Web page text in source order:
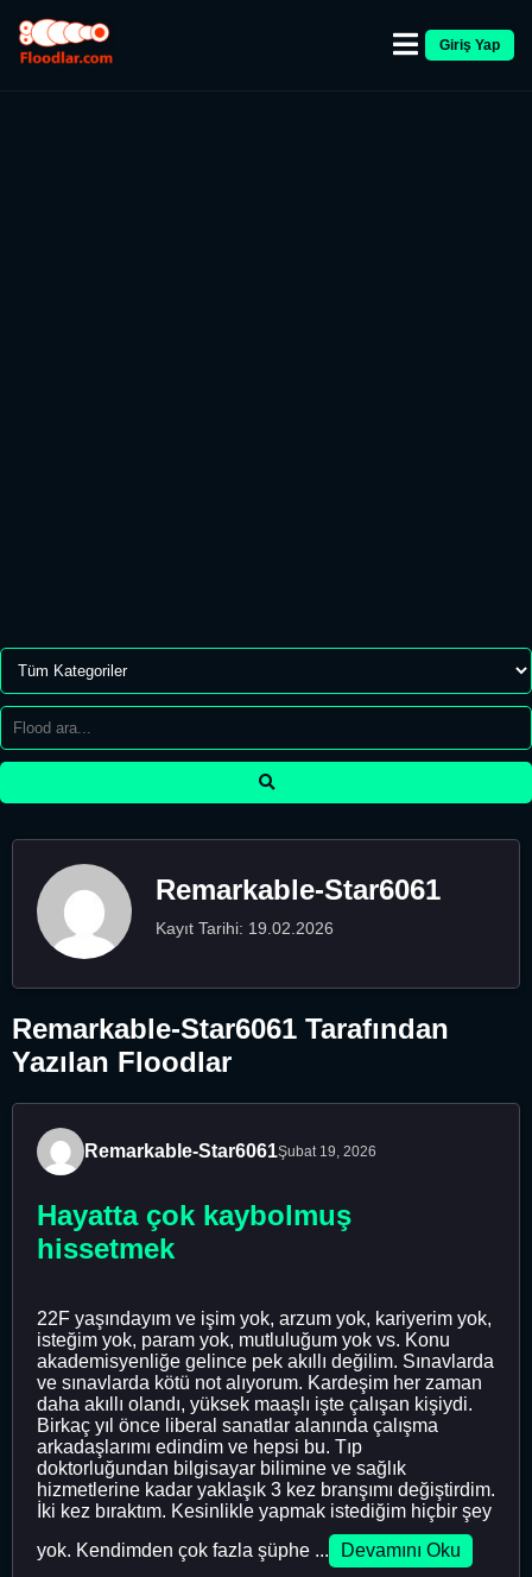
Giriş Yap
Remarkable-Star6061
Kayıt Tarihi: 19.02.2026
Remarkable-Star6061 Tarafından
Yazılan Floodlar
Remarkable-Star6061Şubat 19, 2026
Hayatta çok kaybolmuş
hissetmek
22F yaşındayım ve işim yok, arzum yok, kariyerim yok,
isteğim yok, param yok, mutluluğum yok vs. Konu
akademisyenliğe gelince pek akıllı değilim. Sınavlarda
ve sınavlarda kötü not alıyorum. Kardeşim her zaman
daha akıllı olandı, yüksek maaşlı işte çalışan kişiydi.
Birkaç yıl önce liberal sanatlar alanında çalışma
arkadaşlarımı edindim ve hepsi bu. Tıp
doktorluğundan bilgisayar bilimine ve sağlık
hizmetlerine kadar yaklaşık 3 kez branşımı değiştirdim.
İki kez bıraktım. Kesinlikle yapmak istediğim hiçbir şey
yok. Kendimden çok fazla şüphe ...
Devamını Oku